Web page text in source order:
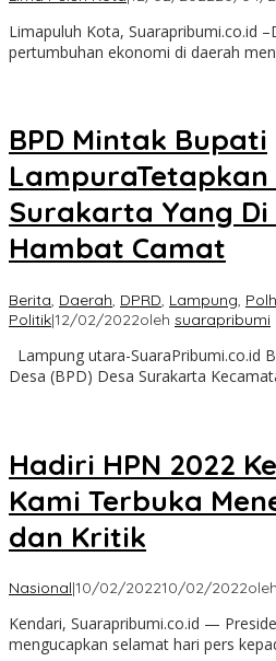
Limapuluh Kota, Suarapribumi.co.id
pertumbuhan ekonomi di daerah
BPD Mintak Bupati
LampuraTetapkan
Surakarta Yang Di
Hambat Camat
Berita, Daerah, DPRD, Lampung,
Politik|12/02/2022oleh suarapribumi
Lampung utara-SuaraPribumi.co.id
Desa (BPD) Desa Surakarta
Hadiri HPN 2022
Kami Terbuka
dan Kritik
Nasional|10/02/202210/02/2022oleh
Kendari, Suarapribumi.co.id —
mengucapkan selamat hari pers